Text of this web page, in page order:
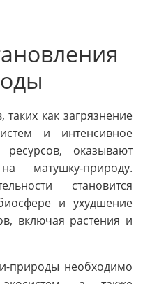
как загрязнение
и интенсивное
оказывают
матушку-природу.
становится
и ухудшение
включая растения и
природы необходимо